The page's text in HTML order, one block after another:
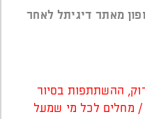
מאתר דיגיתל לאחר
ההשתתפות בסיור
/ מחלים לכל מי שמעל